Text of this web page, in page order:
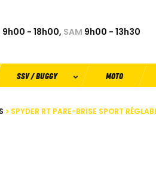
9h00 - 18h00, SAM 9h00 - 13h30
SSV / BUGGY MOTO
SPYDER RT PARE-BRISE SPORT